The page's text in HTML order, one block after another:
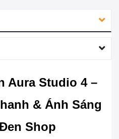
Aura Studio 4 –
& Ánh Sáng
Shop